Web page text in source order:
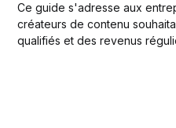
Ce guide s'adresse aux
créateurs de contenu
qualifiés et des revenus